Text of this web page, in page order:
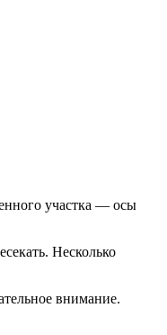
участка — осы
Несколько
внимание.